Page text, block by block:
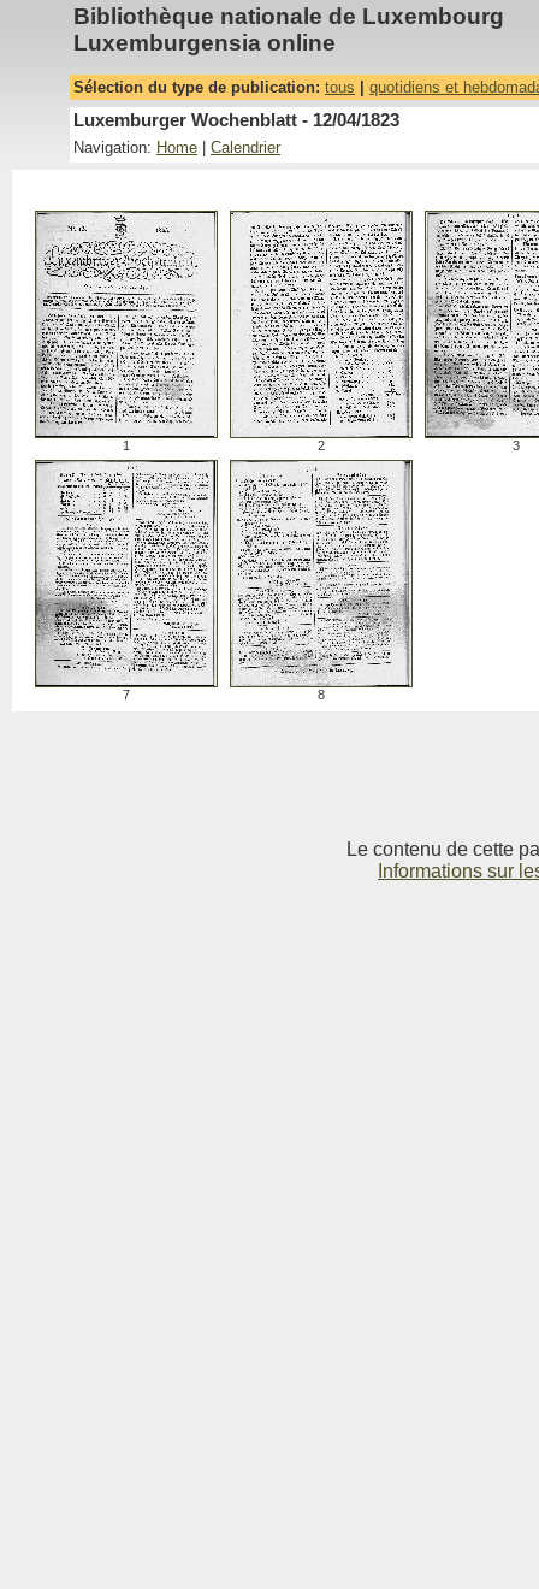
Bibliothèque nationale de Luxembourg
Luxemburgensia online
Sélection du type de publication: tous quotidiens et
Luxemburger Wochenblatt - 12/04/1823
Navigation: Home Calendrier
1 2 3
7 8
Le contenu de cette
Informations sur